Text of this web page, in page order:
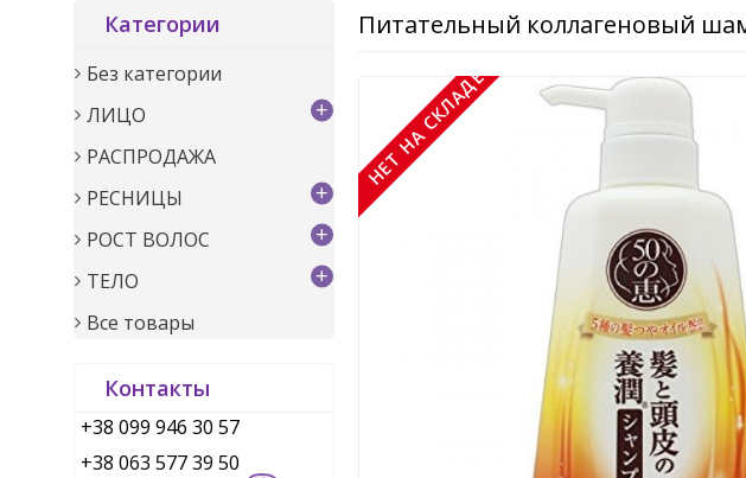
Категории
Без категории
ЛИЦО
+
РАСПРОДАЖА
РЕСНИЦЫ
+
РОСТ ВОЛОС +
ТЕЛО +
Все товары
Контакты
+38 099 946 30 57
+38 063 577 39 50
Питательный коллагеновый
НЕТ НА СКЛАДЕ